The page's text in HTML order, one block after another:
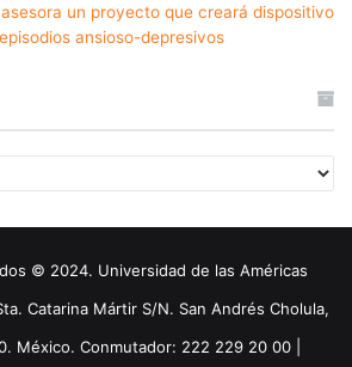
un proyecto que creará dispositivo
ansioso-depresivos
© 2024. Universidad de las Américas
Catarina Mártir S/N. San Andrés Cholula,
México. Conmutador: 222 229 20 00 |